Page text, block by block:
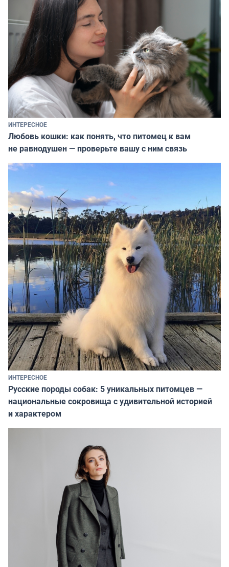
ИНТЕРЕСНОЕ
Любовь кошки: как понять, что питомец к вам
не равнодушен — проверьте вашу с ним связь
ИНТЕРЕСНОЕ
Русские породы собак: 5 уникальных питомцев —
национальные сокровища с удивительной историей
и характером